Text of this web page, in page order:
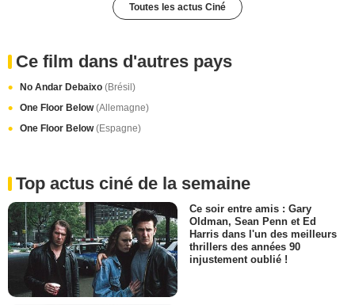
Toutes les actus Ciné
Ce film dans d'autres pays
No Andar Debaixo (Brésil)
One Floor Below(Allemagne)
One Floor Below(Espagne)
Top actus ciné de la semaine
Ce soir entre amis : Gary
Oldman, Sean Penn et Ed
Harris dans l'un des meilleurs
thrillers des années 90
injustement oublié !